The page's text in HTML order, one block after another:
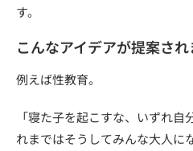
す。
こんなアイデアが提案さ
例えば性教育。
「寝た子を起こすな、いずれ
れまではそうしてみんな大人に